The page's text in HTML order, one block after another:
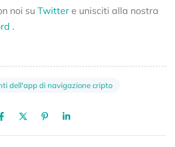
noi su Twitter e unisciti alla nostra
.
dell'app di navigazione cripto